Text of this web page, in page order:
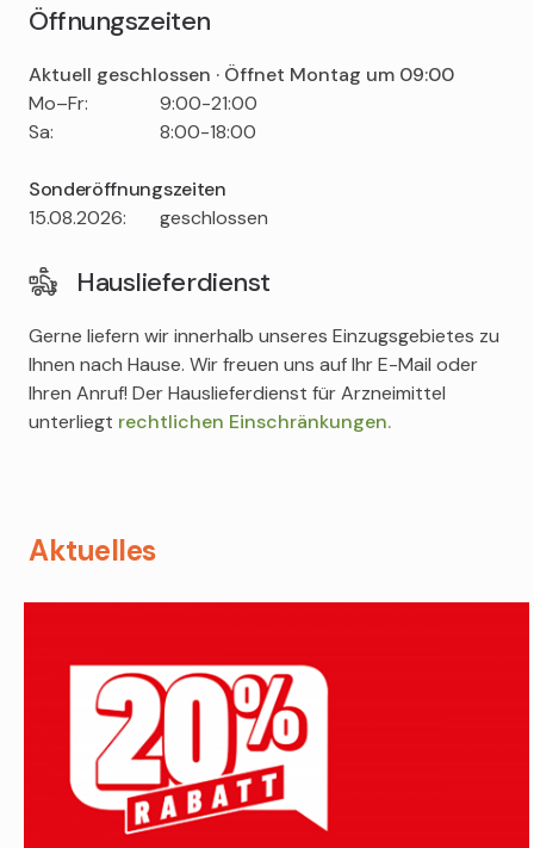
Öffnungszeiten
Aktuell geschlossen · Öffnet Montag um 09:00
Tag
Time
slot
Comment
Mo–Fr:
9:00-21:00
Sa:
8:00-18:00
Sonderöffnungszeiten
Tag
Time
Comment
15.08.2026: geschlossen
Hauslieferdienst
Gerne liefern wir innerhalb unseres Einzugsgebietes zu
Ihnen nach Hause. Wir freuen uns auf Ihr E-Mail oder
Ihren Anruf! Der Hauslieferdienst für Arzneimittel
unterliegt rechtlichen Einschränkungen.
Aktuelles